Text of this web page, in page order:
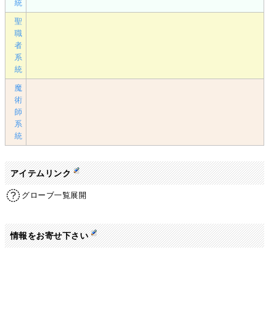
統
聖
職
者
系
統
魔
術
師
系
統
アイテムリンク
グローブ一覧展開
情報をお寄せ下さい